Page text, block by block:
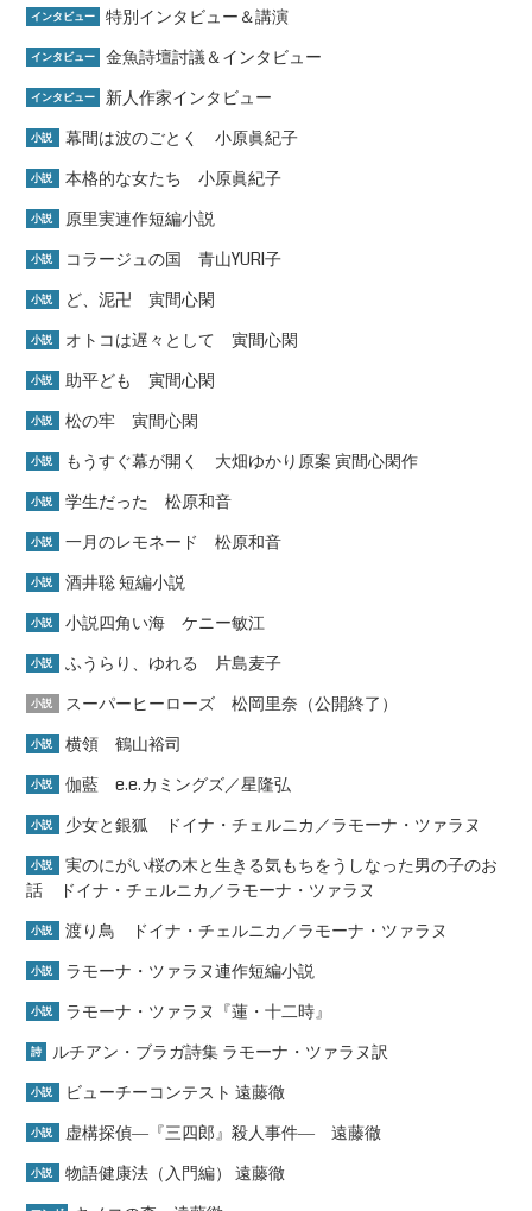
インタビュー 特別インタビュー＆講演
インタビュー 金魚詩壇討議＆インタビュー
インタビュー 新人作家インタビュー
小説 幕間は波のごとく 小原眞紀子
小説 本格的な女たち 小原眞紀子
小説 原里実連作短編小説
小説 コラージュの国 青山YURI子
小説 ど、泥卍 寅間心閑
小説 オトコは遅々として 寅間心閑
小説 助平ども 寅間心閑
小説 松の牢 寅間心閑
小説 もうすぐ幕が開く 大畑ゆかり原案 寅間心閑作
小説 学生だった 松原和音
小説 一月のレモネード 松原和音
小説 酒井聡 短編小説
小説 小説四角い海 ケニー敏江
小説 ふうらり、ゆれる 片島麦子
小説 スーパーヒーローズ 松岡里奈（公開終了）
小説 横領 鶴山裕司
小説 伽藍 e.e.カミングズ／星隆弘
小説 少女と銀狐 ドイナ・チェルニカ／ラモーナ・ツァラヌ
小説
実のにがい桜の木と生きる気もちをうしなった男の子のお
話 ドイナ・チェルニカ／ラモーナ・ツァラヌ
小説 渡り鳥 ドイナ・チェルニカ／ラモーナ・ツァラヌ
小説 ラモーナ・ツァラヌ連作短編小説
小説 ラモーナ・ツァラヌ『蓮・十二時』
詩 ルチアン・ブラガ詩集 ラモーナ・ツァラヌ訳
小説 ビューチーコンテスト 遠藤徹
小説 虚構探偵―『三四郎』殺人事件― 遠藤徹
小説 物語健康法（入門編） 遠藤徹